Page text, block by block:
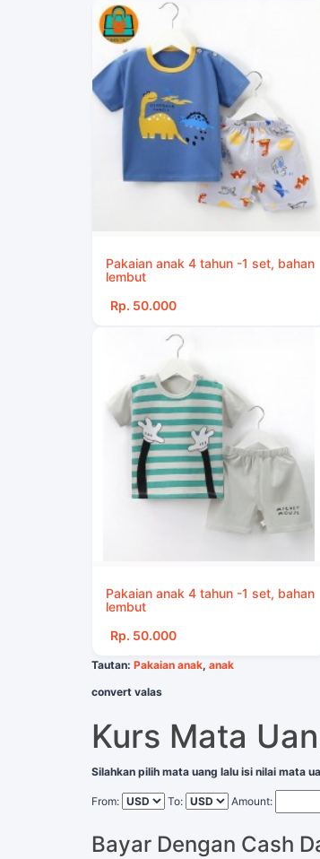
Pakaian anak 4 tahun -1 set, bahan
lembut
Rp. 50.000
Pakaian anak 4 tahun -1 set, bahan
lembut
Rp. 50.000
Tautan: Pakaian anak, anak
convert valas
Kurs Mata
Silahkan pilih mata uang lalu isi nilai mata
From: To: Amount:
Bayar Dengan Cash